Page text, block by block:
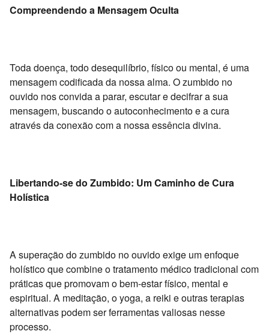
Compreendendo a Mensagem Oculta
Toda doença, todo desequilíbrio, físico ou mental, é uma
mensagem codificada da nossa alma. O zumbido no
ouvido nos convida a parar, escutar e decifrar a sua
mensagem, buscando o autoconhecimento e a cura
através da conexão com a nossa essência divina.
Libertando-se do Zumbido: Um Caminho de Cura
Holística
A superação do zumbido no ouvido exige um enfoque
holístico que combine o tratamento médico tradicional com
práticas que promovam o bem-estar físico, mental e
espiritual. A meditação, o yoga, a reiki e outras terapias
alternativas podem ser ferramentas valiosas nesse
processo.